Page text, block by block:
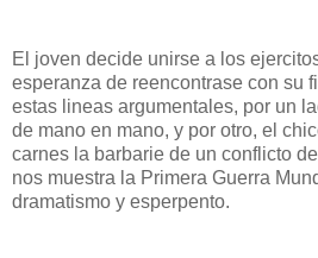
El joven decide unirse a los
esperanza de reencontrase con su
estas lineas argumentales, por un
de mano en mano, y por otro, el
carnes la barbarie de un conflicto
nos muestra la Primera Guerra
dramatismo y esperpento.